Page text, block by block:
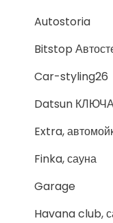
Autostoria
Bitstop
Car-styling26
Datsun
Extra,
Finka, сауна
Garage
Havana club,